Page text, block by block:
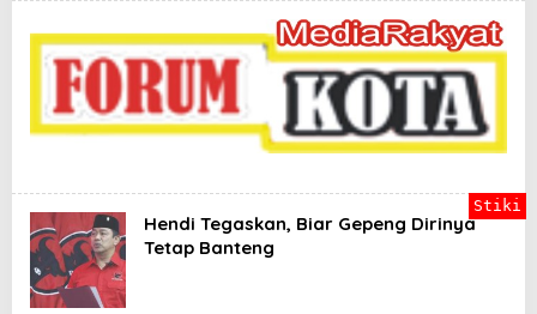
e
a
a
Y
a
n
g
Hendi Tegaskan, Biar Gepeng Dirinya
Tetap Banteng
Stiki